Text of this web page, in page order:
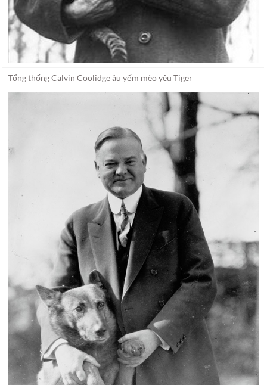
Tổng thống Calvin Coolidge âu yếm mèo yêu Tiger